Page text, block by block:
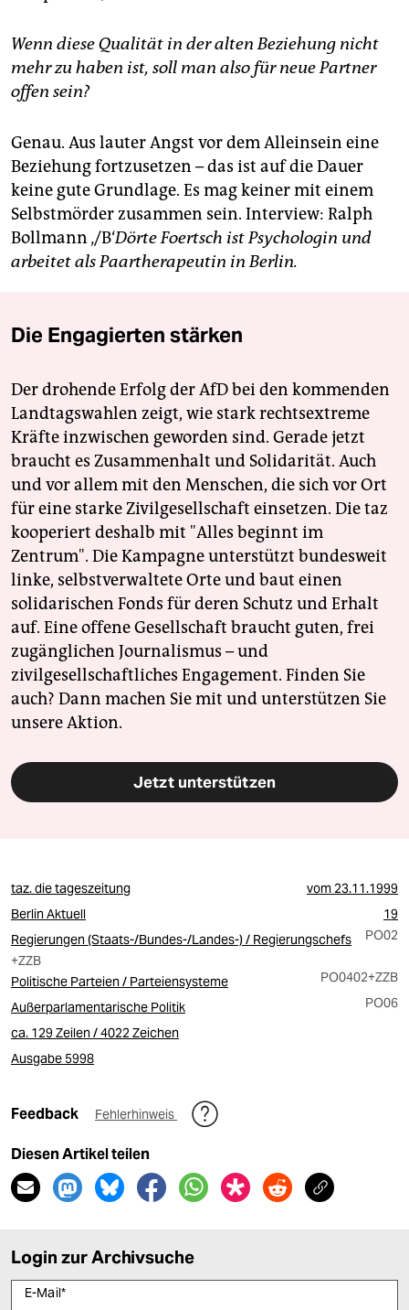
Wenn diese Qualität in der alten Beziehung nicht
mehr zu haben ist, soll man also für neue Partner
offen sein?
Genau. Aus lauter Angst vor dem Alleinsein eine
Beziehung fortzusetzen – das ist auf die Dauer
keine gute Grundlage. Es mag keiner mit einem
Selbstmörder zusammen sein. Interview: Ralph
Bollmann ‚/B‘Dörte Foertsch ist Psychologin und
arbeitet als Paartherapeutin in Berlin.
Die Engagierten stärken
Der drohende Erfolg der AfD bei den kommenden
Landtagswahlen zeigt, wie stark rechtsextreme
Kräfte inzwischen geworden sind. Gerade jetzt
braucht es Zusammenhalt und Solidarität. Auch
und vor allem mit den Menschen, die sich vor Ort
für eine starke Zivilgesellschaft einsetzen. Die taz
kooperiert deshalb mit "Alles beginnt im
Zentrum". Die Kampagne unterstützt bundesweit
linke, selbstverwaltete Orte und baut einen
solidarischen Fonds für deren Schutz und Erhalt
auf. Eine offene Gesellschaft braucht guten, frei
zugänglichen Journalismus – und
zivilgesellschaftliches Engagement. Finden Sie
auch? Dann machen Sie mit und unterstützen Sie
unsere Aktion.
Jetzt unterstützen
taz. die tageszeitung vom23.11.1999
Berlin Aktuell
19
Regierungen (Staats-/Bundes-/Landes-) / Regierungschefs
PO02
+ZZB
Politische Parteien / Parteiensysteme
PO0402+ZZB
Außerparlamentarische Politik
PO06
ca. 129 Zeilen / 4022 Zeichen
Ausgabe 5998
Feedback Fehlerhinweis
Diesen Artikel teilen
Login zur Archivsuche
E-Mail*